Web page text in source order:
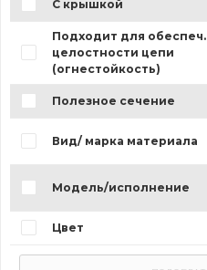
С крышкой
Подходит для обеспеч.
целостности цепи
(огнестойкость)
Полезное сечение
Вид/ марка материала
Модель/исполнение
Цвет